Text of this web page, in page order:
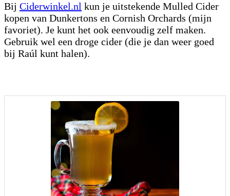
Bij Ciderwinkel.nl kun je uitstekende Mulled Cider
kopen van Dunkertons en Cornish Orchards (mijn
favoriet). Je kunt het ook eenvoudig zelf maken.
Gebruik wel een droge cider (die je dan weer goed
bij Raúl kunt halen).